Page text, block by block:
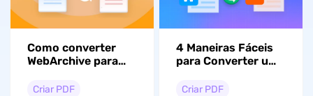
Como converter
WebArchive para
gratuito)
Criar PDF
4 Maneiras Fáceis
para Converter um
para PDF
Criar PDF